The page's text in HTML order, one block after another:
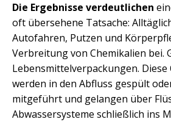
Die Ergebnisse verdeutlichen
oft übersehene Tatsache:
Autofahren, Putzen und
Verbreitung von Chemikalien bei.
Lebensmittelverpackungen. Diese
werden in den Abfluss gespült
mitgeführt und gelangen über
Abwassersysteme schließlich ins